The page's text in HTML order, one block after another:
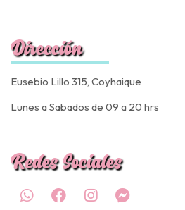
Dirección
Eusebio Lillo 315, Coyhaique
Lunes a Sabados de 09 a 20 hrs
Redes Sociales